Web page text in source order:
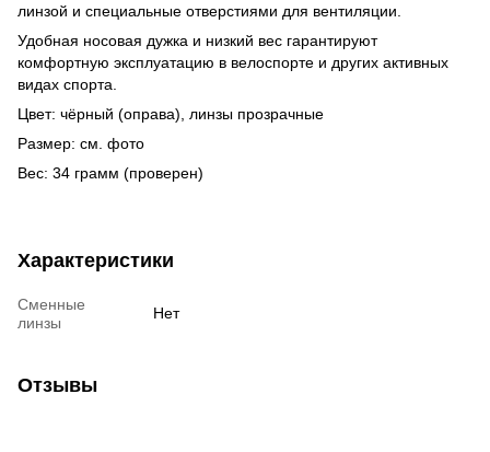
линзой и специальные отверстиями для вентиляции.
Удобная носовая дужка и низкий вес гарантируют
комфортную эксплуатацию в велоспорте и других активных
видах спорта.
Цвет: чёрный (оправа), линзы прозрачные
Размер: см. фото
Вес: 34 грамм (проверен)
Характеристики
Сменные
линзы
Нет
Отзывы